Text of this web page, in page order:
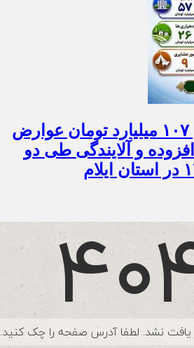
اینفوگرافی توزیع ۱۰۷ میلیارد تومان عوارض
و آلایندگی طی دو